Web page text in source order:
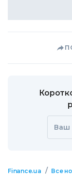
Ваш
Finance.ua / Все